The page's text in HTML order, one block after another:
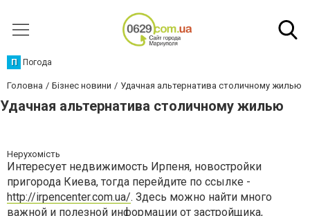
П Погода
Головна Бізнес новини Удачная альтернатива столичному жилью
Удачная альтернатива столичному жилью
Нерухомість
Интересует недвижимость Ирпеня, новостройки
пригорода Киева, тогда перейдите по ссылке -
http://irpencenter.com.ua/. Здесь можно найти много
важной и полезной информации от застройщика,